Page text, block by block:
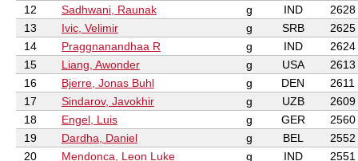
12 Sadhwani, Raunak g IND
2628
13
Ivic, Velimir g SRB
2625
14
Praggnanandhaa R g IND
2624
15
Liang, Awonder g USA
2613
16
Bjerre, Jonas Buhl g DEN
2611
17
Sindarov, Javokhir g UZB
2609
18
Engel, Luis g GER
2560
19
Dardha, Daniel g BEL
2552
20
Mendonca, Leon Luke g IND
2551